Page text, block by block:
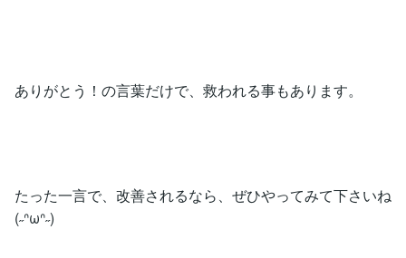
ありがとう！の言葉だけで、救われる事もあります。
たった一言で、改善されるなら、ぜひやってみて下さいね
(˶ᐢωᐢ˶)